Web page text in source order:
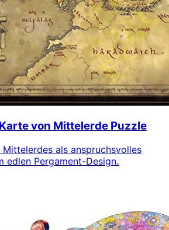
von Mittelerde Puzzle
als anspruchsvolles
edlen Pergament-Design.